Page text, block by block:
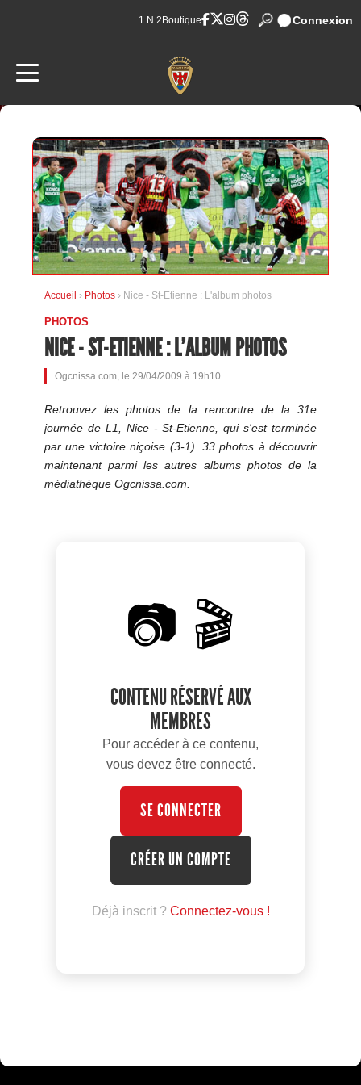
1 N 2 Boutique Connexion
Accueil › Photos › Nice - St-Etienne : L'album photos
PHOTOS
NICE - ST-ETIENNE : L'ALBUM PHOTOS
Ogcnissa.com, le 29/04/2009 à 19h10
Retrouvez les photos de la rencontre de la 31e
journée de L1, Nice - St-Etienne, qui s'est terminée
par une victoire niçoise (3-1). 33 photos à découvrir
maintenant parmi les autres albums photos de la
médiathéque Ogcnissa.com.
📷 🎬
CONTENU RÉSERVÉ AUX
MEMBRES
Pour accéder à ce contenu,
vous devez être connecté.
SE CONNECTER
CRÉER UN COMPTE
Déjà inscrit ? Connectez-vous !